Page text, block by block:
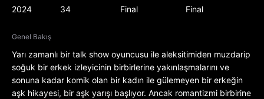
2024 34 Final Final
Genel Bakış
Yarı zamanlı bir talk show oyuncusu ile aleksitimiden muzdarip
soğuk bir erkek izleyicinin birbirlerine yakınlaşmalarını ve
sonuna kadar komik olan bir kadın ile gülemeyen bir erkeğin
aşk hikayesi, bir aşk yarışı başlıyor. Ancak romantizmi birbirine